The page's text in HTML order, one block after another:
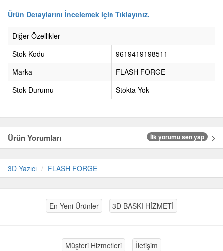
Ürün Detaylarını İncelemek için Tıklayınız.
Diğer Özellikler
Stok Kodu
9619419198511
Marka
FLASH FORGE
Stok Durumu
Stokta Yok
Ürün Yorumları İlk yorumu sen yap
3D Yazıcı FLASH FORGE
En Yeni Ürünler 3D BASKI HİZMETİ
Müşteri Hizmetleri İletişim